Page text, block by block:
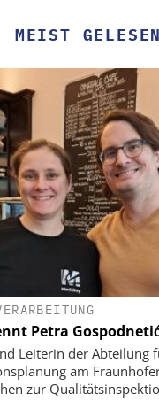
MEIST GELESEN
Petra
Leiterin der Abteilung
am
zur